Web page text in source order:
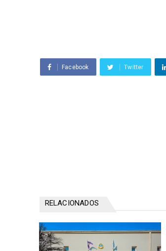
Facebook Twitter
RELACIONADOS